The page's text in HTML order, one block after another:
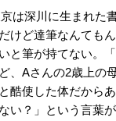
は深川に生まれた
けど達筆なんてもん
と筆が持てない。
、Aさんの2歳上の
酷使した体だから
い？」という言葉